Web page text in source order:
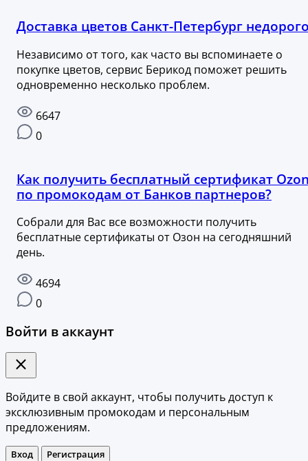
Доставка цветов Санкт-Петербург
Независимо от того, как часто вы вспоминаете о
покупке цветов, сервис Берикод поможет решить
одновременно несколько проблем.
6647
0
Как получить бесплатный сертификат
по промокодам от Банков партнеров?
Собрали для Вас все возможности получить
бесплатные сертификаты от Озон на сегодняшний
день.
4694
0
Войти в аккаунт
Войдите в свой аккаунт, чтобы получить доступ к
эксклюзивным промокодам и персональным
предложениям.
Вход Регистрация